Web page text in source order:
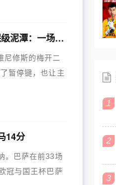
维尼修斯双响推迟巴塞罗那夺冠，西班牙人深陷保级泥潭：一场充满争议与精彩的西甲对决
尼修斯的梅开二
暂停键，也让主
14分
。巴萨在前33场
冠与国王杯巴萨
1
2
3